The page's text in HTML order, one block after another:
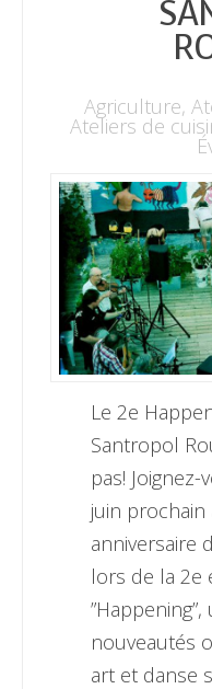
Agriculture,
Ateliers de
Le 2e
Santropol
pas!
juin
anniversaire
lors de la 2e
nouveautés
art et danse